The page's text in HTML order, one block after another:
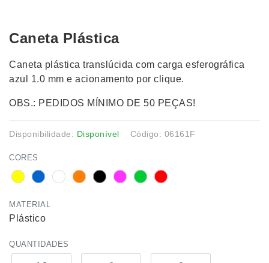
Caneta Plástica
Caneta plástica translúcida com carga esferográfica
azul 1.0 mm e acionamento por clique.
OBS.: PEDIDOS MÍNIMO DE 50 PEÇAS!
Disponibilidade: Disponível Código: 06161F
CORES
MATERIAL
Plástico
QUANTIDADES